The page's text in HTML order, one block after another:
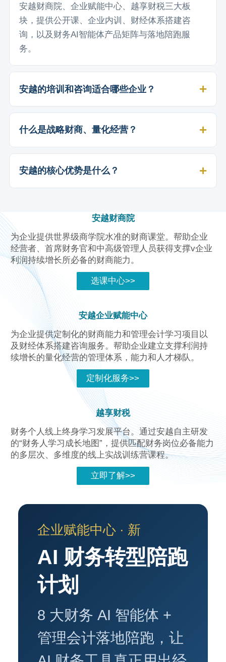
安越财商院、企业赋能中心、越享财税三大板
块，提供公开课、企业内训、财经体系搭建咨
询，以及财务AI智能体产品矩阵与落地陪跑服
务。
安越的培训和咨询适合哪些企业？
什么是战略财商、量化经营？
安越的核心优势是什么？
安越财商院
为企业提供世界级商学院水准的财商课堂。帮助企业
经营者、首席财务官和中高级管理人员获得支撑v企业
利润持续增长所必备的财商能力。
选课中心>>
安越企业赋能中心
为企业提供定制化的财商能力和管理会计学习项目以
及财经体系搭建咨询服务。帮助企业建立支撑利润持
续增长的量化经营的管理体系，能力和人才梯队。
定制化服务>>
越享财税
财务个人线上终身学习发展平台。通过安越自主研发
的“财务人学习成长地图”，提供匹配财务岗位必备能力
的多层次、多维度的线上实战训练营课程。
立即了解>>
企业赋能中心 · 新
AI 财务转型陪跑
计划
8 大财务 AI 智能体 +
管理会计落地陪跑，让